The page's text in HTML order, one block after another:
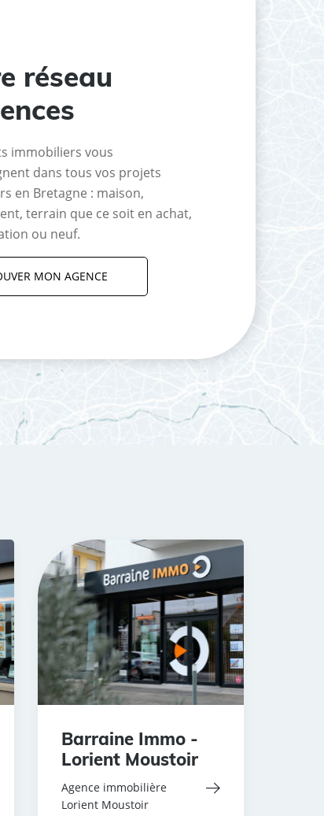
réseau
immobiliers vous
dans tous vos projets
en Bretagne : maison,
terrain que ce soit en achat,
ou neuf.
MON AGENCE
Barraine Immo -
Lorient Moustoir
Agence immobilière
Lorient Moustoir